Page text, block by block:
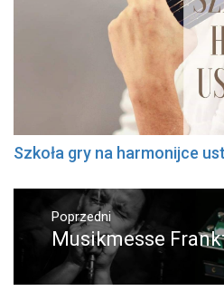
Szkoła gry na harmonijce
Nawigacja
wpisuPoprzedni
Poprzedni
wpis:
Musikmesse